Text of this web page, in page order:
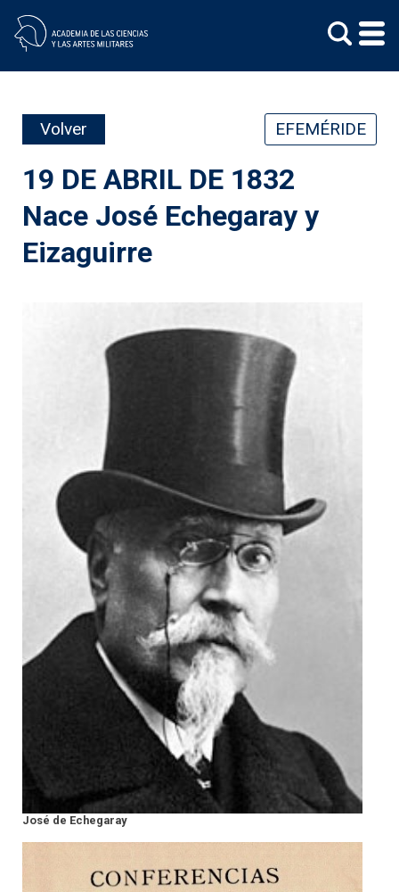
content
Volver EFEMÉRIDE
19 DE ABRIL DE 1832
Nace José Echegaray y
Eizaguirre
José de Echegaray